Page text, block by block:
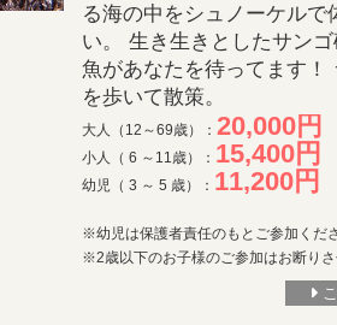
る海の中をシュノーケルで
い。 生き生きとしたサン
魚があなたを待ってます！
を歩いて散策。
大人（12～69歳）： 20,000円
小人（ 6 ～11歳）： 15,400円
幼児（ 3 ～ 5 歳）： 11,200円
※幼児は保護者責任のもとご参加くだ
※2歳以下のお子様のご参加はお断り